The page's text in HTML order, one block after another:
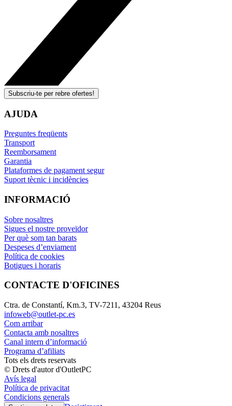
Subscriu-te per rebre ofertes!
AJUDA
Preguntes freqüents
Transport
Reemborsament
Garantia
Plataformes de pagament segur
Suport tècnic i incidències
INFORMACIÓ
Sobre nosaltres
Sigues el nostre proveïdor
Per què som tan barats
Despeses d’enviament
Política de cookies
Botigues i horaris
CONTACTE D'OFICINES
Ctra. de Constantí, Km.3, TV-7211, 43204 Reus
infoweb@outlet-pc.es
Com arribar
Contacta amb nosaltres
Canal intern d’informació
Programa d’afiliats
Tots els drets reservats
© Drets d'autor d'OutletPC
Avís legal
Política de privacitat
Condicions generals